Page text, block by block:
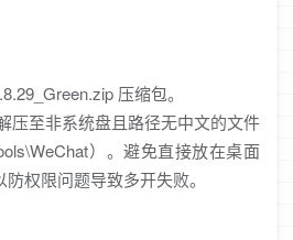
压缩包。
压至非系统盘且路径无中文的文件
）。避免直接放在桌面
权限问题导致多开失败。